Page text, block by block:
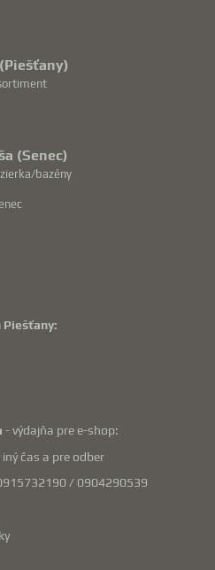
(Senec)
bazény
Piešťany:
- výdajňa pre e-shop:
čas a pre odber
/ 0904290539